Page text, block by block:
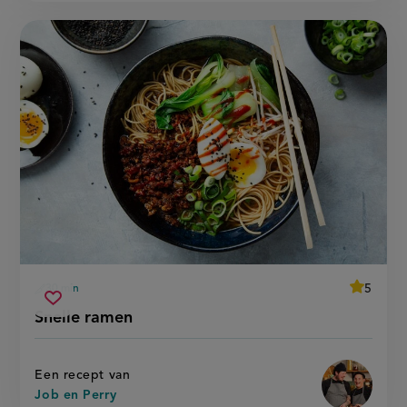
Snelle ramen
voorbereidingstijd
30 min
average
5
Een recept van
Job en Perry
Sla
snelle
ramen